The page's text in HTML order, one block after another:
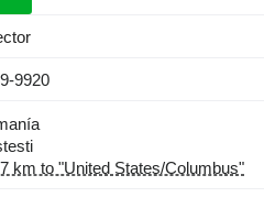
9920
km to "United States/Columbus"